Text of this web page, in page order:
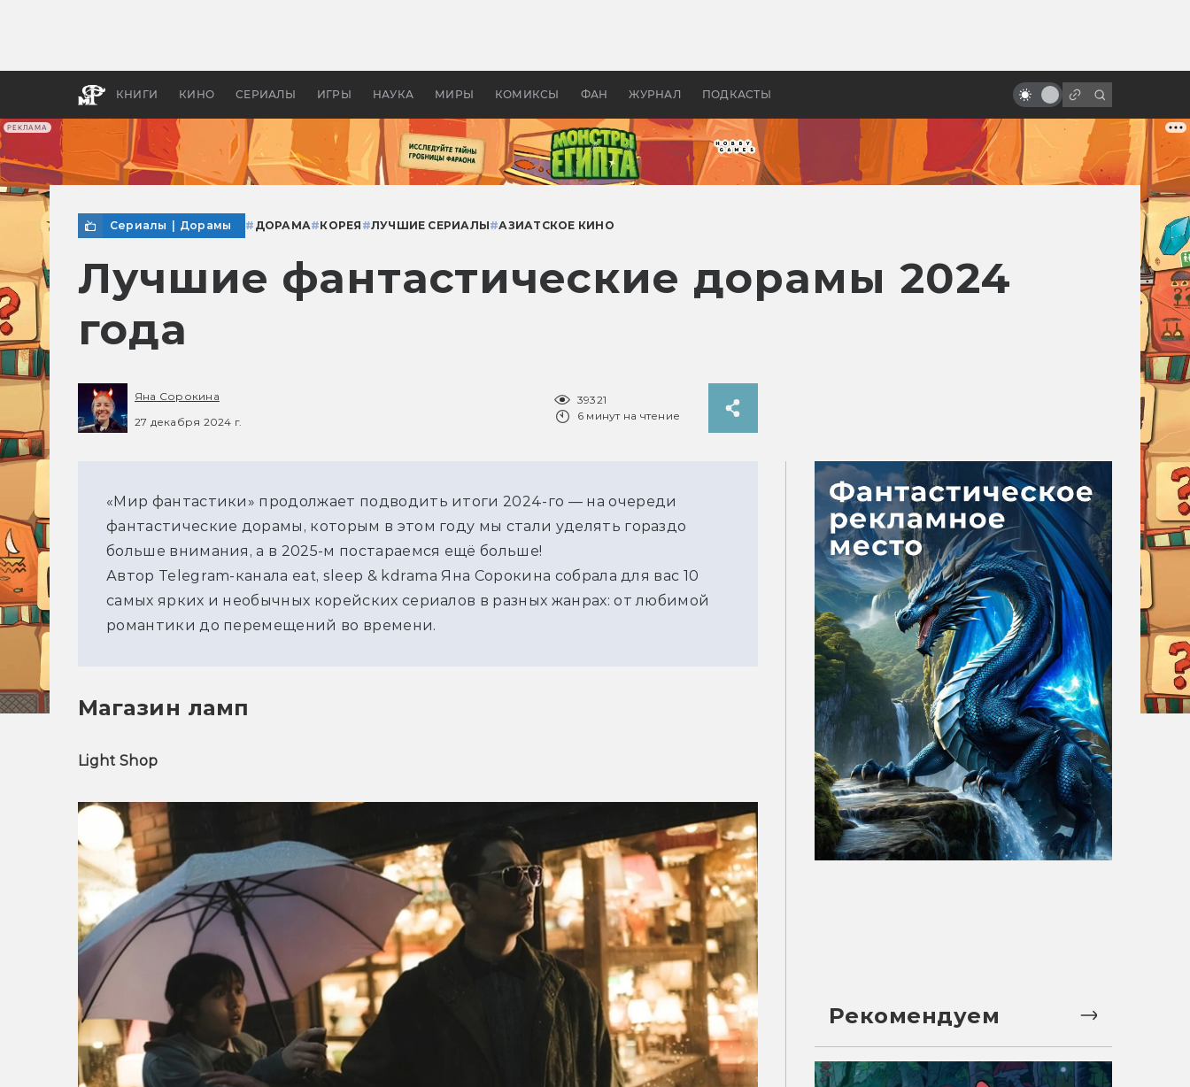
РЕКЛАМА
КНИГИ КИНО СЕРИАЛЫ ИГРЫ НАУКА МИРЫ КОМИКСЫ ФАН ЖУРНАЛ ПОДКАСТЫ
апокалипсис, в России —
бы «Властелина колец»
пришельцем
Сериалы Дорамы # ДОРАМА#КОРЕЯ #ЛУЧШИЕ СЕРИАЛЫ#АЗИАТСКОЕ КИНО
Лучшие фантастические дорамы 2024
года
Яна Сорокина
27 декабря 2024 г.
39321
6 минут на чтение
«Мир фантастики» продолжает подводить итоги 2024-го — на очереди
фантастические дорамы, которым в этом году мы стали уделять гораздо
больше внимания, а в 2025-м постараемся ещё больше!
Автор Telegram-канала eat, sleep & kdrama Яна Сорокина собрала для вас 10
самых ярких и необычных корейских сериалов в разных жанрах: от любимой
романтики до перемещений во времени.
Магазин ламп
Light Shop
Рекомендуем